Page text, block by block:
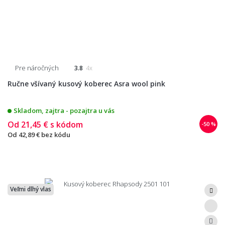
Pre náročných 3.8 4x
Ručne všívaný kusový koberec Asra wool pink
Skladom, zajtra - pozajtra u vás
-50 %
Od 21,45 € s kódom
Od 42,89 € bez kódu
Veľmi dlhý vlas